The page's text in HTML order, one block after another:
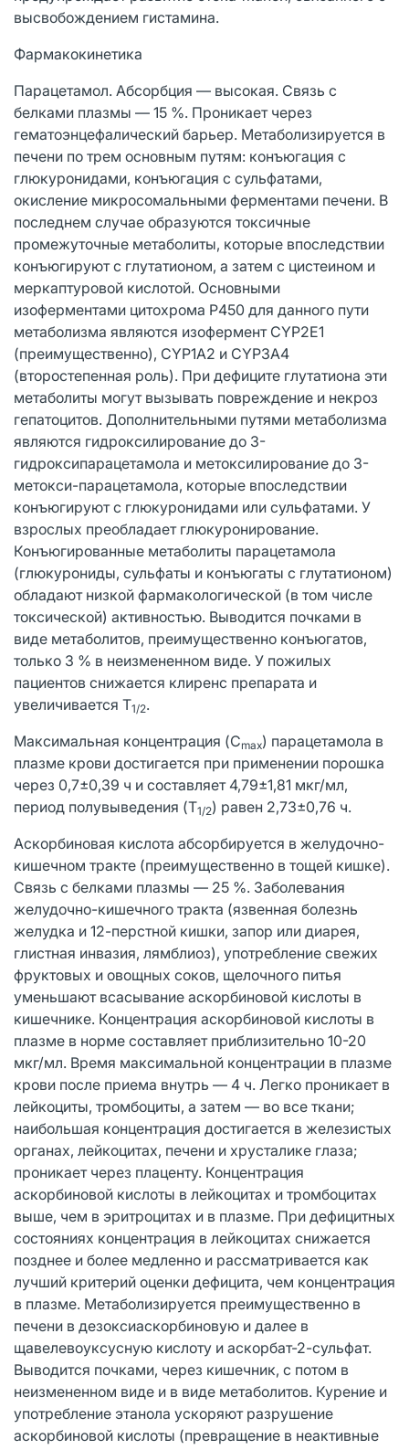
высвобождением гистамина.
Фармакокинетика
Парацетамол. Абсорбция — высокая. Связь с
белками плазмы — 15 %. Проникает через
гематоэнцефалический барьер. Метаболизируется в
печени по трем основным путям: конъюгация с
глюкуронидами, конъюгация с сульфатами,
окисление микросомальными ферментами печени. В
последнем случае образуются токсичные
промежуточные метаболиты, которые впоследствии
конъюгируют с глутатионом, а затем с цистеином и
меркаптуровой кислотой. Основными
изоферментами цитохрома Р450 для данного пути
метаболизма являются изофермент CYP2E1
(преимущественно), CYP1A2 и CYP3A4
(второстепенная роль). При дефиците глутатиона эти
метаболиты могут вызывать повреждение и некроз
гепатоцитов. Дополнительными путями метаболизма
являются гидроксилирование до 3-
гидроксипарацетамола и метоксилирование до 3-
метокси-парацетамола, которые впоследствии
конъюгируют с глюкуронидами или сульфатами. У
взрослых преобладает глюкуронирование.
Конъюгированные метаболиты парацетамола
(глюкурониды, сульфаты и конъюгаты с глутатионом)
обладают низкой фармакологической (в том числе
токсической) активностью. Выводится почками в
виде метаболитов, преимущественно конъюгатов,
только 3 % в неизмененном виде. У пожилых
пациентов снижается клиренс препарата и
увеличивается T1/2.
Максимальная концентрация (Cmax) парацетамола в
плазме крови достигается при применении порошка
через 0,7±0,39 ч и составляет 4,79±1,81 мкг/мл,
период полувыведения (T1/2) равен 2,73±0,76 ч.
Аскорбиновая кислота абсорбируется в желудочно-
кишечном тракте (преимущественно в тощей кишке).
Связь с белками плазмы — 25 %. Заболевания
желудочно-кишечного тракта (язвенная болезнь
желудка и 12-перстной кишки, запор или диарея,
глистная инвазия, лямблиоз), употребление свежих
фруктовых и овощных соков, щелочного питья
уменьшают всасывание аскорбиновой кислоты в
кишечнике. Концентрация аскорбиновой кислоты в
плазме в норме составляет приблизительно 10-20
мкг/мл. Время максимальной концентрации в плазме
крови после приема внутрь — 4 ч. Легко проникает в
лейкоциты, тромбоциты, а затем — во все ткани;
наибольшая концентрация достигается в железистых
органах, лейкоцитах, печени и хрусталике глаза;
проникает через плаценту. Концентрация
аскорбиновой кислоты в лейкоцитах и тромбоцитах
выше, чем в эритроцитах и в плазме. При дефицитных
состояниях концентрация в лейкоцитах снижается
позднее и более медленно и рассматривается как
лучший критерий оценки дефицита, чем концентрация
в плазме. Метаболизируется преимущественно в
печени в дезоксиаскорбиновую и далее в
щавелевоуксусную кислоту и аскорбат-2-сульфат.
Выводится почками, через кишечник, с потом в
неизмененном виде и в виде метаболитов. Курение и
употребление этанола ускоряют разрушение
аскорбиновой кислоты (превращение в неактивные